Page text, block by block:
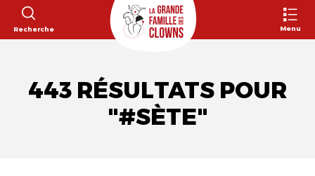
Recherche Menu
443 RÉSULTATS POUR
"#SÈTE"